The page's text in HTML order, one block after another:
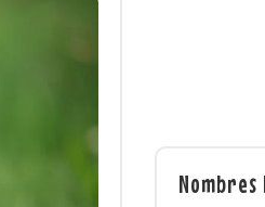
Nombres